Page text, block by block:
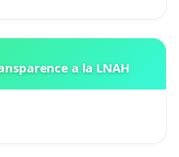
a la LNAH